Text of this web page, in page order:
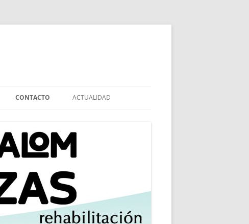
CONTACTO ACTUALIDAD